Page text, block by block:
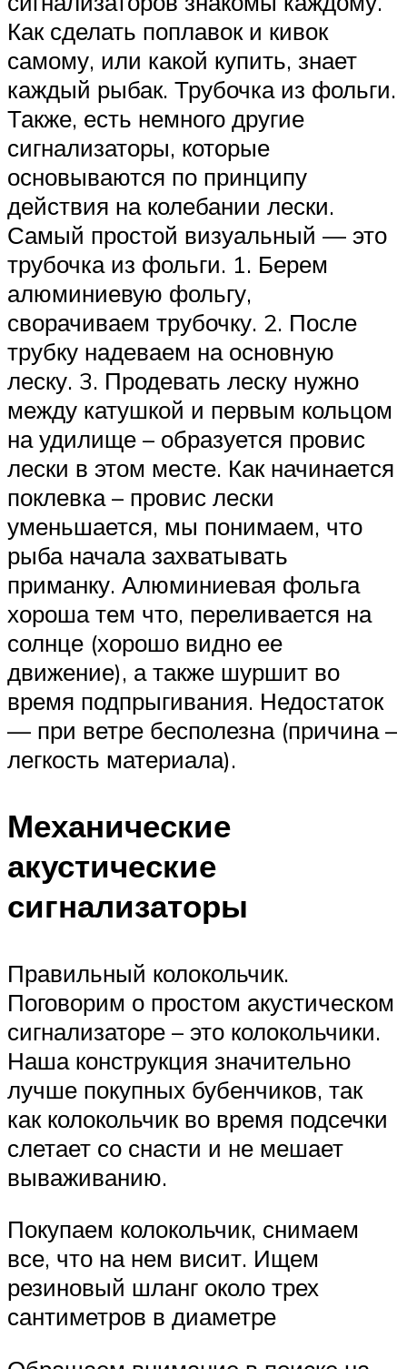
Как сделать поплавок и кивок
самому, или какой купить, знает
каждый рыбак. Трубочка из фольги.
Также, есть немного другие
сигнализаторы, которые
основываются по принципу
действия на колебании лески.
Самый простой визуальный — это
трубочка из фольги. 1. Берем
алюминиевую фольгу,
сворачиваем трубочку. 2. После
трубку надеваем на основную
леску. 3. Продевать леску нужно
между катушкой и первым кольцом
на удилище – образуется провис
лески в этом месте. Как начинается
поклевка – провис лески
уменьшается, мы понимаем, что
рыба начала захватывать
приманку. Алюминиевая фольга
хороша тем что, переливается на
солнце (хорошо видно ее
движение), а также шуршит во
время подпрыгивания. Недостаток
— при ветре бесполезна (причина –
легкость материала).
Механические
акустические
сигнализаторы
Правильный колокольчик.
Поговорим о простом акустическом
сигнализаторе – это колокольчики.
Наша конструкция значительно
лучше покупных бубенчиков, так
как колокольчик во время подсечки
слетает со снасти и не мешает
вываживанию.
Покупаем колокольчик, снимаем
все, что на нем висит. Ищем
резиновый шланг около трех
сантиметров в диаметре